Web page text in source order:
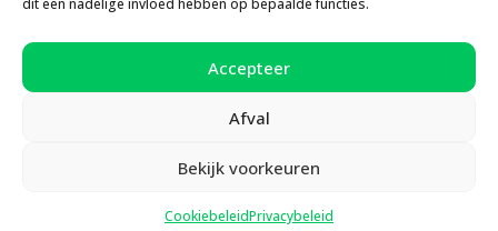
dit een nadelige invloed hebben op bepaalde functies.
Accepteer
Afval
Bekijk voorkeuren
CookiebeleidPrivacybeleid
hun verantwoord en transparant beleid in verband met de uitstoot
van broeikasgassen (200% compensatie).
Cookiebeleid|Privacybeleid